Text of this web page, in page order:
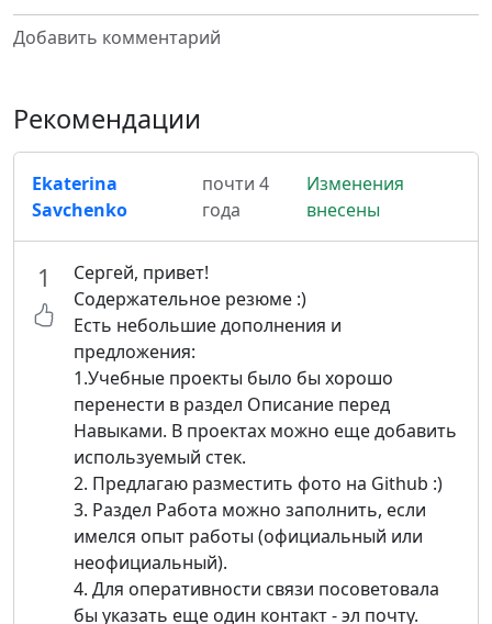
Добавить комментарий
Рекомендации
Ekaterina
Savchenko
почти 4
года
Изменения
внесены
1
Сергей, привет!
Cодержательное резюме :)
Есть небольшие дополнения и
предложения:
1.Учебные проекты было бы хорошо
перенести в раздел Описание перед
Навыками. В проектах можно еще добавить
используемый стек.
2. Предлагаю разместить фото на Github :)
3. Раздел Работа можно заполнить, если
имелся опыт работы (официальный или
неофициальный).
4. Для оперативности связи посоветовала
бы указать еще один контакт - эл почту.